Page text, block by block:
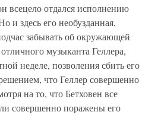
всецело отдался исполнению
и здесь его необузданная,
забывать об окружающей
музыканта Геллера,
неделе, позволения сбить его
что Геллер совершенно
на то, что Бетховен все
совершенно поражены его